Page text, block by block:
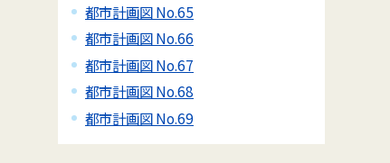
都市計画図 No.65
都市計画図 No.66
都市計画図 No.67
都市計画図 No.68
都市計画図 No.69